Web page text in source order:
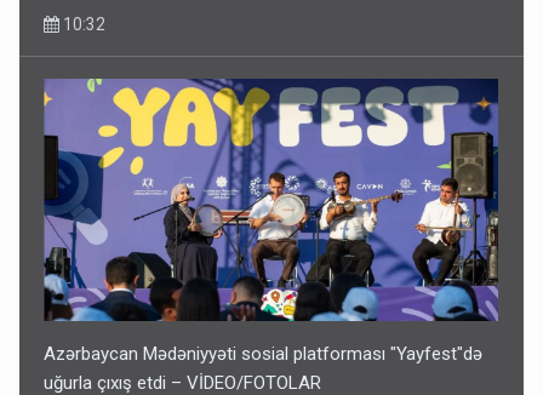
10:32
Azərbaycan Mədəniyyəti sosial platforması "Yayfest"də
uğurla çıxış etdi – VİDEO/FOTOLAR